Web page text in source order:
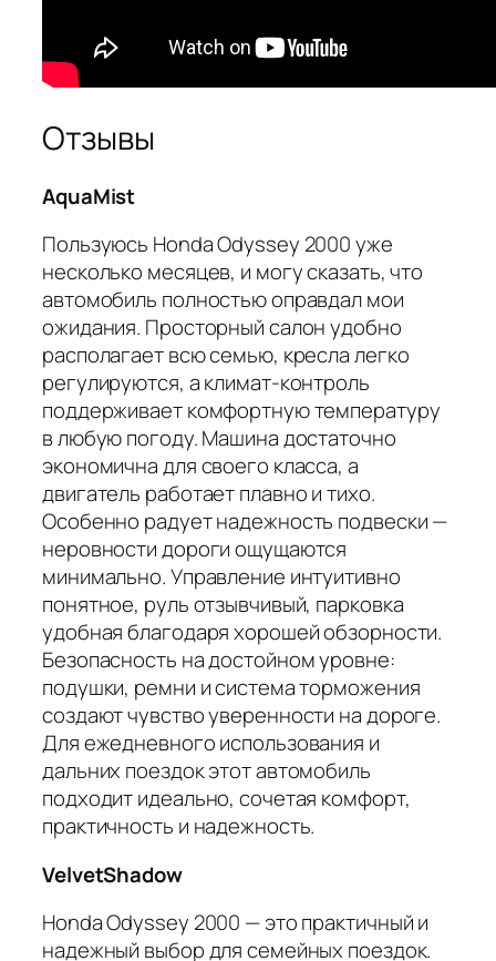
Отзывы
AquaMist
Пользуюсь Honda Odyssey 2000 уже
несколько месяцев, и могу сказать, что
автомобиль полностью оправдал мои
ожидания. Просторный салон удобно
располагает всю семью, кресла легко
регулируются, а климат-контроль
поддерживает комфортную температуру
в любую погоду. Машина достаточно
экономична для своего класса, а
двигатель работает плавно и тихо.
Особенно радует надежность подвески —
неровности дороги ощущаются
минимально. Управление интуитивно
понятное, руль отзывчивый, парковка
удобная благодаря хорошей обзорности.
Безопасность на достойном уровне:
подушки, ремни и система торможения
создают чувство уверенности на дороге.
Для ежедневного использования и
дальних поездок этот автомобиль
подходит идеально, сочетая комфорт,
практичность и надежность.
VelvetShadow
Honda Odyssey 2000 — это практичный и
надежный выбор для семейных поездок.